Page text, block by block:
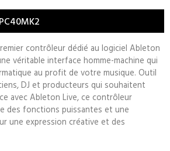
contrôleur dédié au logiciel Ableton
véritable interface homme-machine qui
au profit de votre musique. Outil
DJ et producteurs qui souhaitent
avec Ableton Live, ce contrôleur
fonctions puissantes et une
une expression créative et des